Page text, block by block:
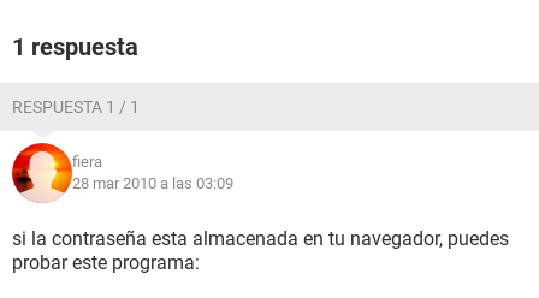
1 respuesta
RESPUESTA 1 / 1
fiera
28 mar 2010 a las 03:09
si la contraseña esta almacenada en tu navegador, puedes
probar este programa: